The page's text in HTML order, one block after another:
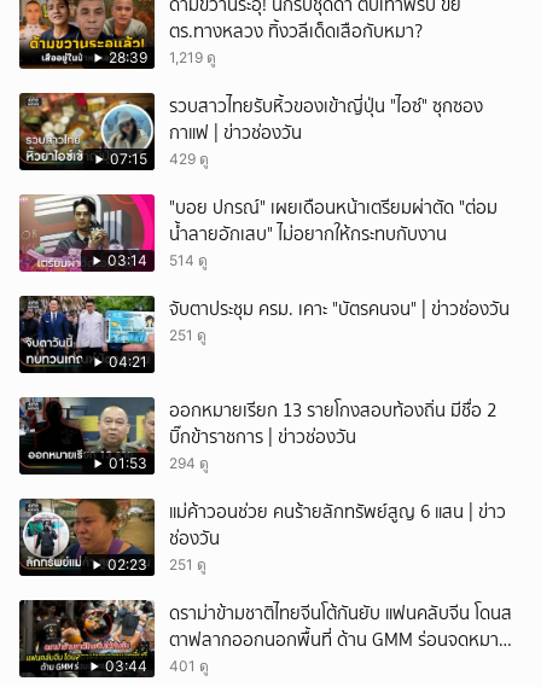
28:39
ตร.ทางหลวง ทิ้งวลีเด็ดเสือกับหมา?
1,219 ดู
07:15
รวบสาวไทยรับหิ้วของเข้าญี่ปุ่น "ไอซ์" ซุกซอง
กาแฟ | ข่าวช่องวัน
429 ดู
03:14
"บอย ปกรณ์" เผยเดือนหน้าเตรียมผ่าตัด "ต่อม
น้ำลายอักเสบ" ไม่อยากให้กระทบกับงาน
514 ดู
04:21
จับตาประชุม ครม. เคาะ "บัตรคนจน" | ข่าวช่องวัน
251 ดู
01:53
ออกหมายเรียก 13 รายโกงสอบท้องถิ่น มีชื่อ 2
บิ๊กข้าราชการ | ข่าวช่องวัน
294 ดู
02:23
แม่ค้าวอนช่วย คนร้ายลักทรัพย์สูญ 6 แสน | ข่าว
ช่องวัน
251 ดู
03:44
ดราม่าข้ามชาติไทยจีนโต้กันยับ แฟนคลับจีน โดนส
ตาฟลากออกนอกพื้นที่ ด้าน GMM ร่อนจดหมาย
แถลง
401 ดู